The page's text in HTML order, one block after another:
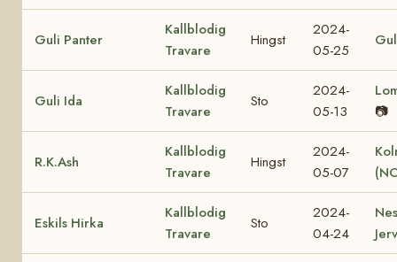
Guli Panter
Kallblodig
Travare
Hingst
2024-
05-25
Guli Ida
Kallblodig
Travare
Sto
2024-
05-13
📷
R.K.Ash
Kallblodig
Travare
Hingst
2024-
05-07
Eskils Hirka
Kallblodig
Travare
Sto
2024-
04-24